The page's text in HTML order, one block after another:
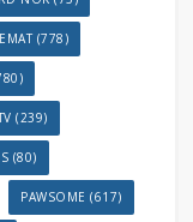
(778)
(239)
(80)
PAWSOME (617)